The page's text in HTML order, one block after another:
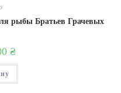
рыбы Братьев Грачевых
₴